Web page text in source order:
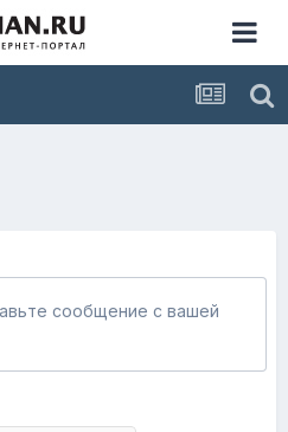
сообщение с вашей